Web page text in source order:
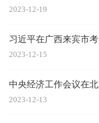
2023-12-19
习近平在广西来宾市
2023-12-15
中央经济工作会议在
2023-12-13